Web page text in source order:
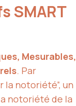
SMART
Mesurables,
. Par
la notoriété”, un
notoriété de la